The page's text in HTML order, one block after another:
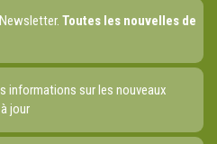
Toutes les nouvelles de
informations sur les nouveaux
jour